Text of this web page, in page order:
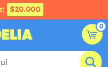
$20.000
0